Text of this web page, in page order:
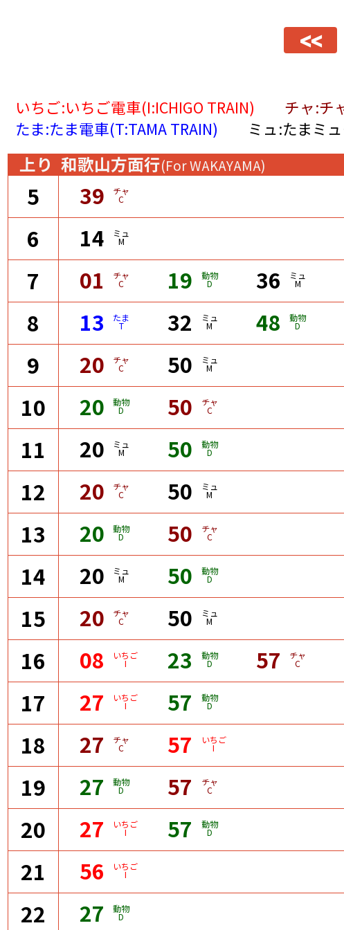
<<
いちご:いちご電車(I:ICHIGO TRAIN) チャ:チ
たま:たま電車(T:TAMA TRAIN)
ミュ:たまミ
上り 和歌山方面行(For WAKAYAMA)
5 39 チャ
C
6 14 ミュ
M
7 01 チャ
C 19 動物
D 36 ミュ
M
8 13 たま
T 32 ミュ
M 48 動物
D
9 20 チャ
C 50 ミュ
M
10 20 動物
D 50 チャ
C
11 20 ミュ
M 50 動物
D
12 20 チャ
C 50 ミュ
M
13 20 動物
D 50 チャ
C
14 20 ミュ
M 50 動物
D
15 20 チャ
C 50 ミュ
M
16 08 いちご
I 23 動物
D 57 チャ
C
17 27 いちご
I 57 動物
D
18 27 チャ
C 57 いちご
I
19 27 動物
D 57 チャ
C
20 27 いちご
I 57 動物
D
21 56 いちご
I
22 27 動物
D